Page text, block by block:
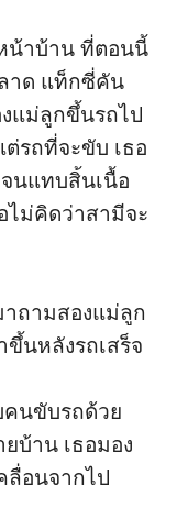
น้าบ้าน ที่ตอนนี้
าด แท็กซี่คัน
แม่ลูกขึ้นรถไป
รถที่จะขับ เธอ
นแทบสิ้นเนื้อ
ไม่คิดว่าสามีจะ
าถามสองแม่ลูก
ขึ้นหลังรถเสร็จ
คนขับรถด้วย
ยบ้าน เธอมอง
ลื่อนจากไป